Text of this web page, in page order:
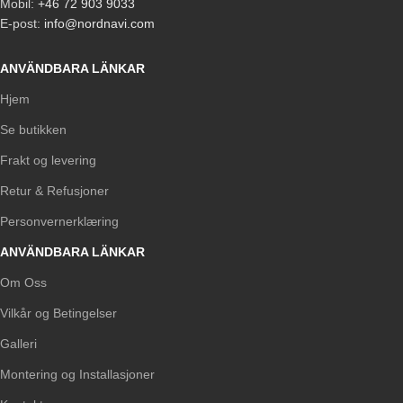
Mobil: +46 72 903 9033
E-post: info@nordnavi.com
ANVÄNDBARA LÄNKAR
Hjem
Se butikken
Frakt og levering
Retur & Refusjoner
Personvernerklæring
ANVÄNDBARA LÄNKAR
Om Oss
Vilkår og Betingelser
Galleri
Montering og Installasjoner